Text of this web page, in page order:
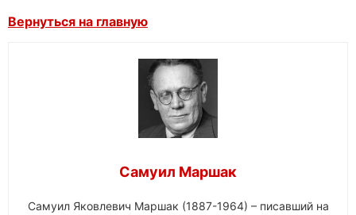
Вернуться на главную
Самуил Маршак
Самуил Яковлевич Маршак (1887-1964) – писавший на